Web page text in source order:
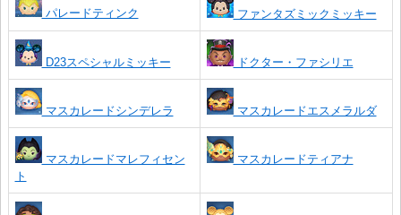
パレードティンク ファンタズミックミッキー
D23スペシャルミッキー ドクター・ファシリエ
マスカレードシンデレラ マスカレードエスメラルダ
マスカレードマレフィセン
ト
マスカレードティアナ